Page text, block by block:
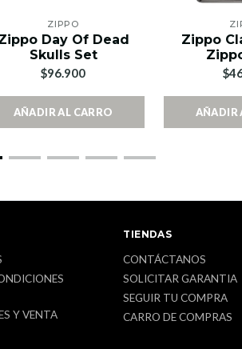
ZIPPO
Day Of Dead
Skulls Set
$96.900
AÑADIR AL CARRO
Zippo
AÑADIR
Y VENTA
TIENDAS
CONTÁCTANOS
SOLICITAR GARANTIA
SEGUIR TU COMPRA
CARRO DE COMPRAS